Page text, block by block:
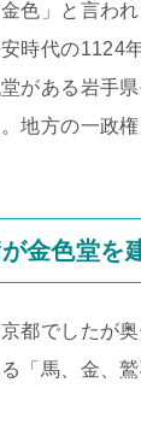
色」と言わ
安時代の1124
がある岩手
地方の一政
金色堂を
都でしたが
「馬、金、鷲